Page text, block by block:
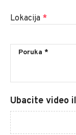
Lokacija *
Ubacite video